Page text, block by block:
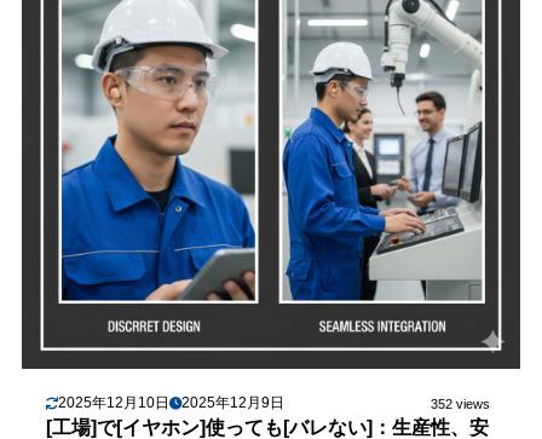
2025年12月10日 2025年12月9日 352 views
[工場]で[イヤホン]使っても[バレない]：生産性、安